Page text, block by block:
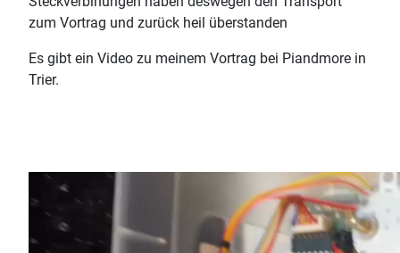
zum Vortrag und zurück heil überstanden
Es gibt ein Video zu meinem Vortrag bei Piandmore in
Trier.